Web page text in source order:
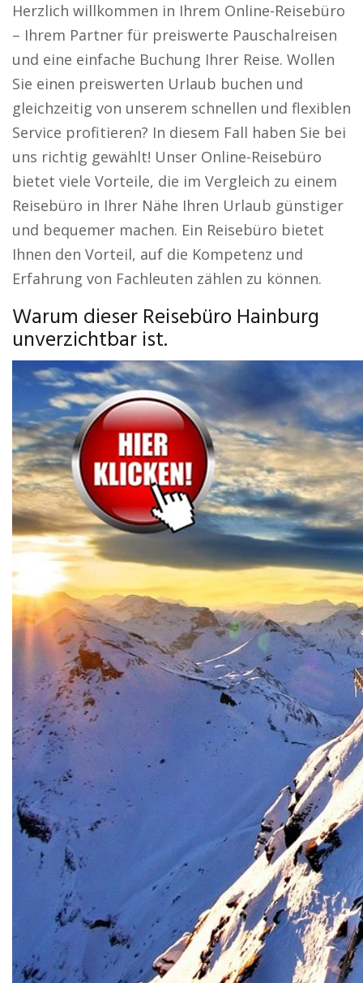
Herzlich willkommen in Ihrem Online-Reisebüro
– Ihrem Partner für preiswerte Pauschalreisen
und eine einfache Buchung Ihrer Reise. Wollen
Sie einen preiswerten Urlaub buchen und
gleichzeitig von unserem schnellen und flexiblen
Service profitieren? In diesem Fall haben Sie bei
uns richtig gewählt! Unser Online-Reisebüro
bietet viele Vorteile, die im Vergleich zu einem
Reisebüro in Ihrer Nähe Ihren Urlaub günstiger
und bequemer machen. Ein Reisebüro bietet
Ihnen den Vorteil, auf die Kompetenz und
Erfahrung von Fachleuten zählen zu können.
Warum dieser Reisebüro Hainburg
unverzichtbar ist.